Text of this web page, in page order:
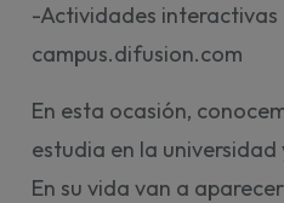
-Actividades interactivas
campus.difusion.com
En esta ocasión,
estudia en la
En su vida van a